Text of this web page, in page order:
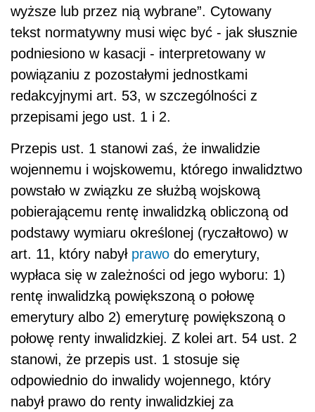
wyższe lub przez nią wybrane”. Cytowany
tekst normatywny musi więc być - jak słusznie
podniesiono w kasacji - interpretowany w
powiązaniu z pozostałymi jednostkami
redakcyjnymi art. 53, w szczególności z
przepisami jego ust. 1 i 2.
Przepis ust. 1 stanowi zaś, że inwalidzie
wojennemu i wojskowemu, którego inwalidztwo
powstało w związku ze służbą wojskową
pobierającemu rentę inwalidzką obliczoną od
podstawy wymiaru określonej (ryczałtowo) w
art. 11, który nabył prawo do emerytury,
wypłaca się w zależności od jego wyboru: 1)
rentę inwalidzką powiększoną o połowę
emerytury albo 2) emeryturę powiększoną o
połowę renty inwalidzkiej. Z kolei art. 54 ust. 2
stanowi, że przepis ust. 1 stosuje się
odpowiednio do inwalidy wojennego, który
nabył prawo do renty inwalidzkiej za